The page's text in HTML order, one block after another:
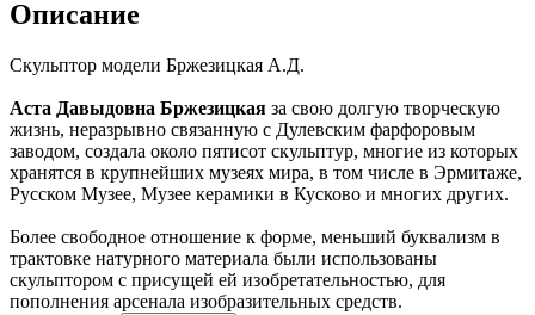
Описание
Скульптор модели Бржезицкая А.Д.
Аста Давыдовна Бржезицкая за свою долгую творческую
жизнь, неразрывно связанную с Дулевским фарфоровым
заводом, создала около пятисот скульптур, многие из которых
хранятся в крупнейших музеях мира, в том числе в Эрмитаже,
Русском Музее, Музее керамики в Кусково и многих других.
Более свободное отношение к форме, меньший буквализм в
трактовке натурного материала были использованы
скульптором с присущей ей изобретательностью, для
пополнения арсенала изобразительных средств.